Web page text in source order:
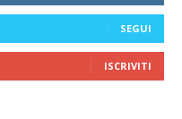
SEGUI
ISCRIVITI